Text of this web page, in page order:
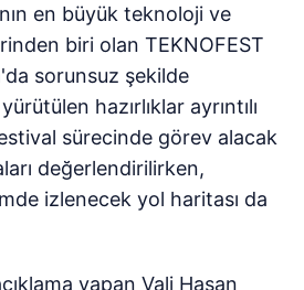
en büyük teknoloji ve
biri olan TEKNOFEST
sorunsuz şekilde
hazırlıklar ayrıntılı
sürecinde görev alacak
değerlendirilirken,
izlenecek yol haritası da
yapan Vali Hasan